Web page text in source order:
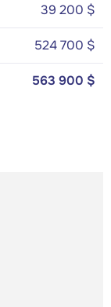
39 200 $
524 700 $
563 900 $